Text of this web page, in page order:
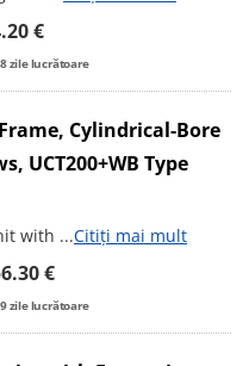
€
8zile lucrătoare
Cylindrical-Bore
UCT200+WB Type
with ...Citiți mai mult
€
9zile lucrătoare